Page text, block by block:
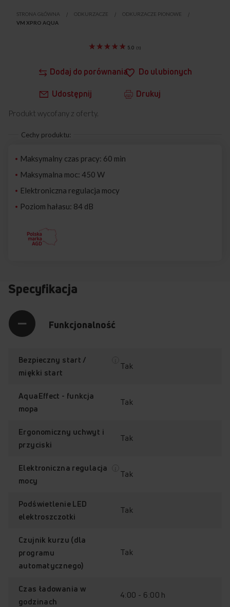
początek
STRONA GŁÓWNA ODKURZACZE
ODKURZACZE PIONOWE
VM XPRO AQUA
Dodaj do porównania Do ulubionych
Udostępnij Drukuj
5.0 (1)
Produkt wycofany z oferty.
Cechy produktu:
Maksymalny czas pracy: 60 min
Maksymalna moc: 450 W
Elektroniczna regulacja mocy
Poziom hałasu: 84 dB
Specyfikacja
Funkcjonalność
Bezpieczny start /
miękki start
Tak
AquaEffect - funkcja
mopa
Tak
Ergonomiczny uchwyt i
przyciski
Tak
Elektroniczna regulacja
mocy
Tak
Podświetlenie LED
elektroszczotki
Tak
Czujnik kurzu (dla
programu
automatycznego)
Tak
Czas ładowania w
godzinach
4:00 - 6:00 h